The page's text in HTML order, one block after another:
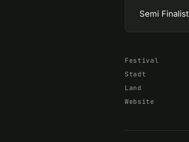
Semi Finalist
Festival
Stadt
Land
Website